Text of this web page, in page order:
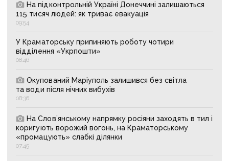
На підконтрольній Україні Донеччині залишаються
115 тисяч людей: як триває евакуація
09:54
У Краматорську припиняють роботу чотири
відділення «Укрпошти»
08:46
Окупований Маріуполь залишився без світла
та води після нічних вибухів
08:36
На Слов’янському напрямку росіяни заходять в тил і
коригують ворожий вогонь, на Краматорському
«промацують» слабкі ділянки
07:45